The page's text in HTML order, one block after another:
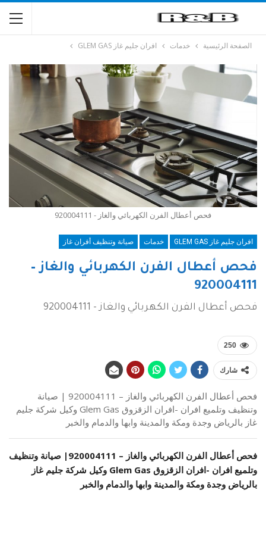
الصفحة الرئيسية خدمات افران جليم غاز GLEM GAS
فحص أعطال الفرن الكهربائي والغاز - 920004111
افران جليم غاز GLEM GAS خدمات صيانة وتنظيف أفران غاز
فحص أعطال الفرن الكهربائي والغاز –
920004111
فحص أعطال الفرن الكهربائي والغاز - 920004111
250
شارك
فحص أعطال الفرن الكهربائي والغاز – 920004111 | صيانة
وتنظيف وتلميع افران -افران الزقزوق Glem Gas وكيل شركة جليم
غاز بالرياض وجدة ومكة والمدينة وابها والدمام والخبر
فحص أعطال الفرن الكهربائي والغاز – 920004111 | صيانة وتنظيف
وتلميع افران -افران الزقزوق Glem Gas وكيل شركة جليم غاز
بالرياض وجدة ومكة والمدينة وابها والدمام والخبر